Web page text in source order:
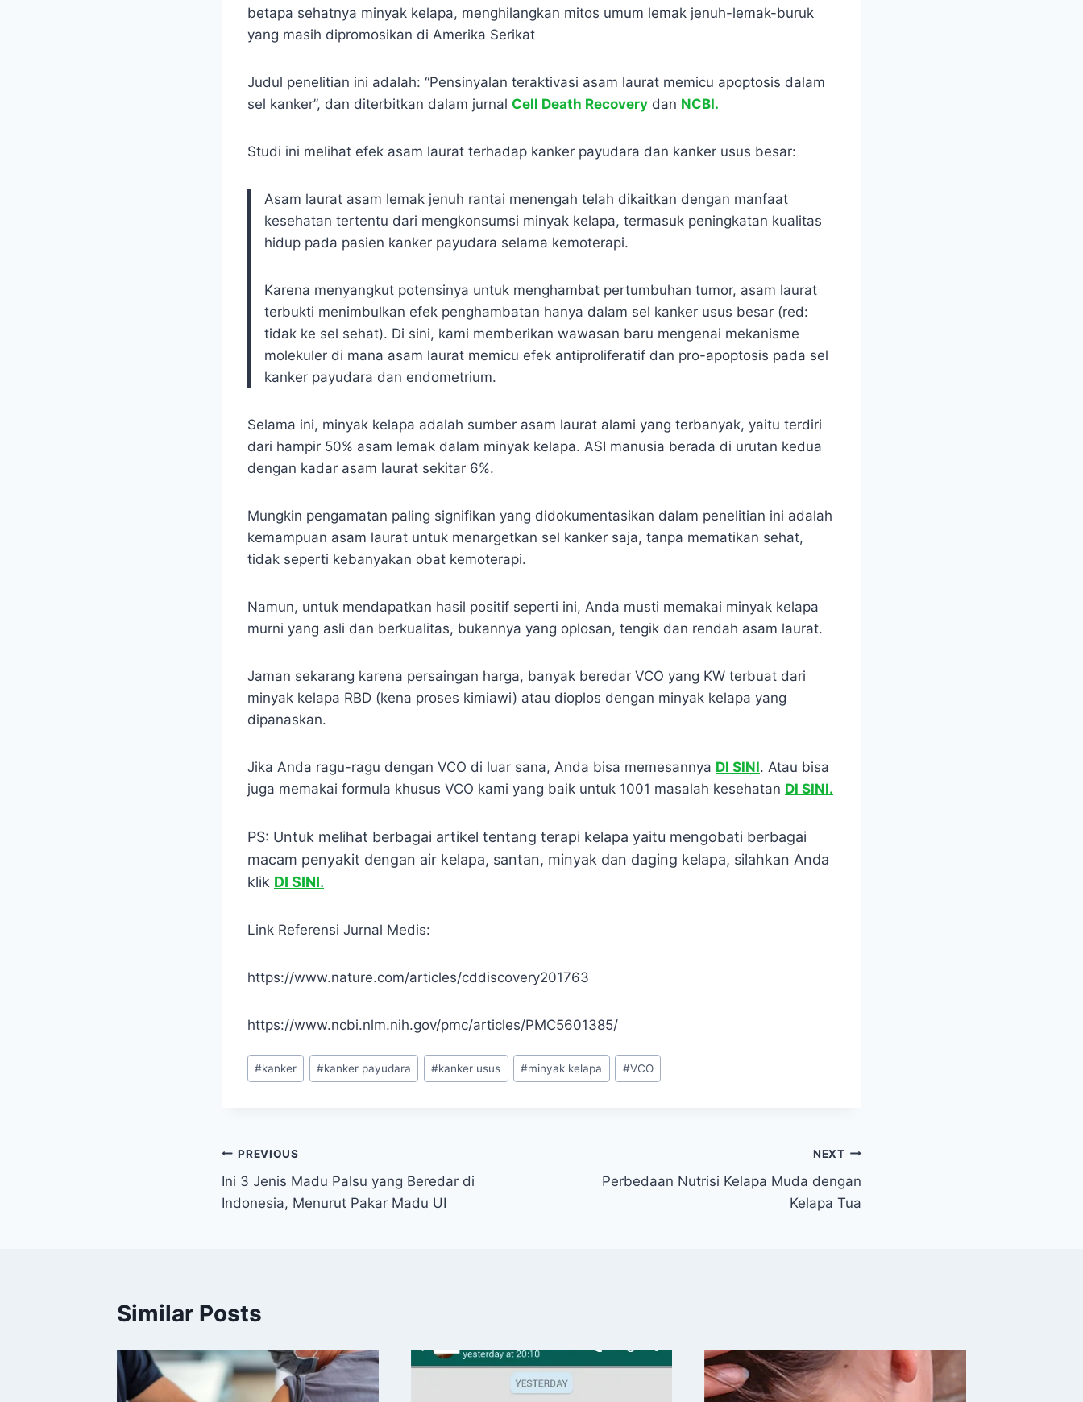
betapa sehatnya minyak kelapa, menghilangkan mitos umum lemak jenuh-lemak-buruk
yang masih dipromosikan di Amerika Serikat
Judul penelitian ini adalah: “Pensinyalan teraktivasi asam laurat memicu apoptosis dalam
sel kanker”, dan diterbitkan dalam jurnal Cell Death Recovery dan NCBI.
Studi ini melihat efek asam laurat terhadap kanker payudara dan kanker usus besar:
Asam laurat asam lemak jenuh rantai menengah telah dikaitkan dengan manfaat
kesehatan tertentu dari mengkonsumsi minyak kelapa, termasuk peningkatan kualitas
hidup pada pasien kanker payudara selama kemoterapi.
Karena menyangkut potensinya untuk menghambat pertumbuhan tumor, asam laurat
terbukti menimbulkan efek penghambatan hanya dalam sel kanker usus besar (red:
tidak ke sel sehat). Di sini, kami memberikan wawasan baru mengenai mekanisme
molekuler di mana asam laurat memicu efek antiproliferatif dan pro-apoptosis pada sel
kanker payudara dan endometrium.
Selama ini, minyak kelapa adalah sumber asam laurat alami yang terbanyak, yaitu terdiri
dari hampir 50% asam lemak dalam minyak kelapa. ASI manusia berada di urutan kedua
dengan kadar asam laurat sekitar 6%.
Mungkin pengamatan paling signifikan yang didokumentasikan dalam penelitian ini adalah
kemampuan asam laurat untuk menargetkan sel kanker saja, tanpa mematikan sehat,
tidak seperti kebanyakan obat kemoterapi.
Namun, untuk mendapatkan hasil positif seperti ini, Anda musti memakai minyak kelapa
murni yang asli dan berkualitas, bukannya yang oplosan, tengik dan rendah asam laurat.
Jaman sekarang karena persaingan harga, banyak beredar VCO yang KW terbuat dari
minyak kelapa RBD (kena proses kimiawi) atau dioplos dengan minyak kelapa yang
dipanaskan.
Jika Anda ragu-ragu dengan VCO di luar sana, Anda bisa memesannya DI SINI. Atau bisa
juga memakai formula khusus VCO kami yang baik untuk 1001 masalah kesehatan DI SINI.
PS: Untuk melihat berbagai artikel tentang terapi kelapa yaitu mengobati berbagai
macam penyakit dengan air kelapa, santan, minyak dan daging kelapa, silahkan Anda
klik DI SINI.
Link Referensi Jurnal Medis:
https://www.nature.com/articles/cddiscovery201763
https://www.ncbi.nlm.nih.gov/pmc/articles/PMC5601385/
Post
Tags:
#kanker #kanker payudara #kanker usus #minyak kelapa #VCO
Navigasi
pos
PREVIOUS
Ini 3 Jenis Madu Palsu yang Beredar di
Indonesia, Menurut Pakar Madu UI
NEXT
Perbedaan Nutrisi Kelapa Muda dengan
Kelapa Tua
Similar Posts